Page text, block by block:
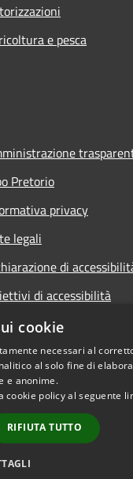
e pesca
Pretorio
privacy
legali
di
di accessibilità
Copyright © 2026 •
cookie
necessari al
al solo fine di
e anonime.
cookie policy al seguente
RIFIUTA TUTTO